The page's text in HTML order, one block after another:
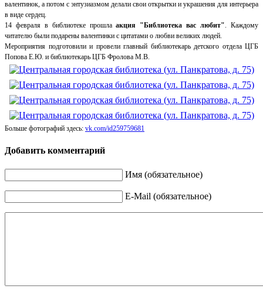
валентинок, а потом с энтузиазмом делали свои открытки и украшения для интерьера
в виде сердец.
14 февраля в библиотеке прошлаакция "Библиотека вас любит". Каждому
читателю были подарены валентинки с цитатами о любви великих людей.
Мероприятия подготовили и провели главный библиотекарь детского отдела ЦГБ
Попова Е.Ю. и библиотекарь ЦГБ Фролова М.В.
Больше фотографий здесь: vk.com/id259759681
Добавить комментарий
Имя (обязательное)
E-Mail (обязательное)